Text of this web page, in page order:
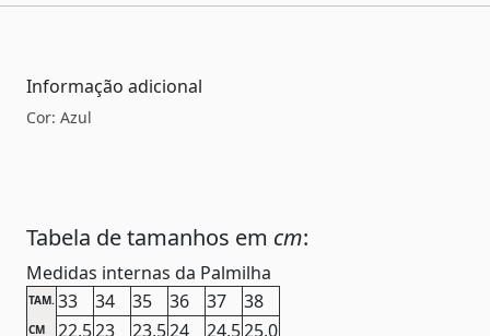
Informação adicional
Cor: Azul
Tabela de tamanhos em cm:
Medidas internas da Palmilha
TAM. 33 34 35 36 37 38
CM 22,523 23,524 24,525,0